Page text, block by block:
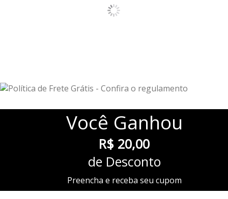
Você Ganhou
R$ 20,00
de Desconto
Preencha e receba seu cupom